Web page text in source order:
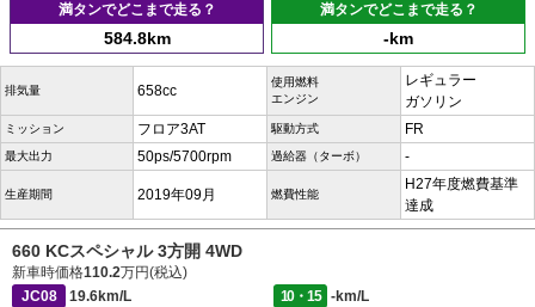
満タンでどこまで走る？
584.8km
満タンでどこまで走る？
-km
排気量 658cc
使用燃料
エンジン
レギュラー
ガソリン
ミッション フロア3AT 駆動方式 FR
最大出力 50ps/5700rpm 過給器（ターボ） -
生産期間 2019年09月 燃費性能
H27年度燃費基準
達成
660 KCスペシャル 3方開 4WD
新車時価格110.2万円(税込)
JC08
19.6km/L 10・15
-km/L